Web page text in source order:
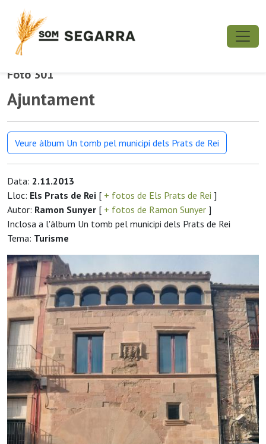
Foto 301
Ajuntament
Veure àlbum Un tomb pel municipi dels Prats de Rei
Data: 2.11.2013
Lloc: Els Prats de Rei [ + fotos de Els Prats de Rei ]
Autor: Ramon Sunyer [ + fotos de Ramon Sunyer ]
Inclosa a l'àlbum Un tomb pel municipi dels Prats de Rei
Tema: Turisme